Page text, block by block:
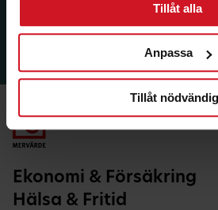
Tillåt alla
Anpassa
Tillåt
Ekonomi & Försäkring
Hälsa & Fritid